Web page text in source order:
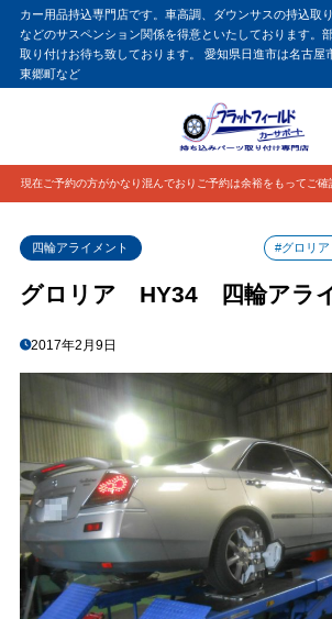
カー用品持込専門店です。車高調、ダウンサスの持込取
などのサスペンション関係を得意といたしております。
取り付けお待ち致しております。 愛知県日進市は名古屋
東郷町など
現在ご予約の方がかなり混んでおりご予約は余裕をもってご確
四輪アライメント #グロリア
グロリア HY34 四輪アラ
2017年2月9日